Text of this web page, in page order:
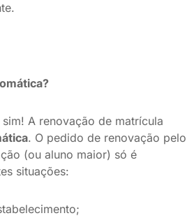
A renovação de matrícula
. O pedido de renovação pelo
(ou aluno maior) só é
situações: